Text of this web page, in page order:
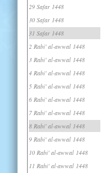
29 Safar 1448
30 Safar 1448
31 Safar 1448
2 Rabi' al-awwal 1448
3 Rabi' al-awwal 1448
4 Rabi' al-awwal 1448
5 Rabi' al-awwal 1448
6 Rabi' al-awwal 1448
7 Rabi' al-awwal 1448
8 Rabi' al-awwal 1448
9 Rabi' al-awwal 1448
10 Rabi' al-awwal 1448
11 Rabi' al-awwal 1448